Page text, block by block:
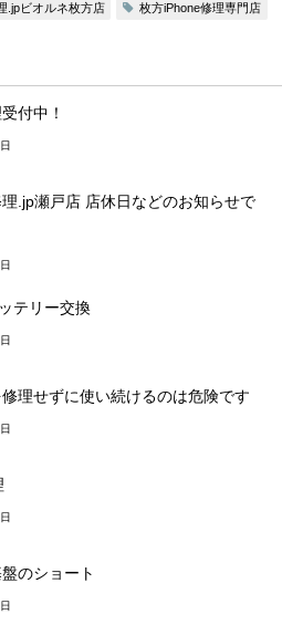
.jpビオルネ枚方店 枚方iPhone修理専門店
付中！
.jp瀬戸店 店休日などのお知らせで
テリー交換
理せずに使い続けるのは危険です
のショート